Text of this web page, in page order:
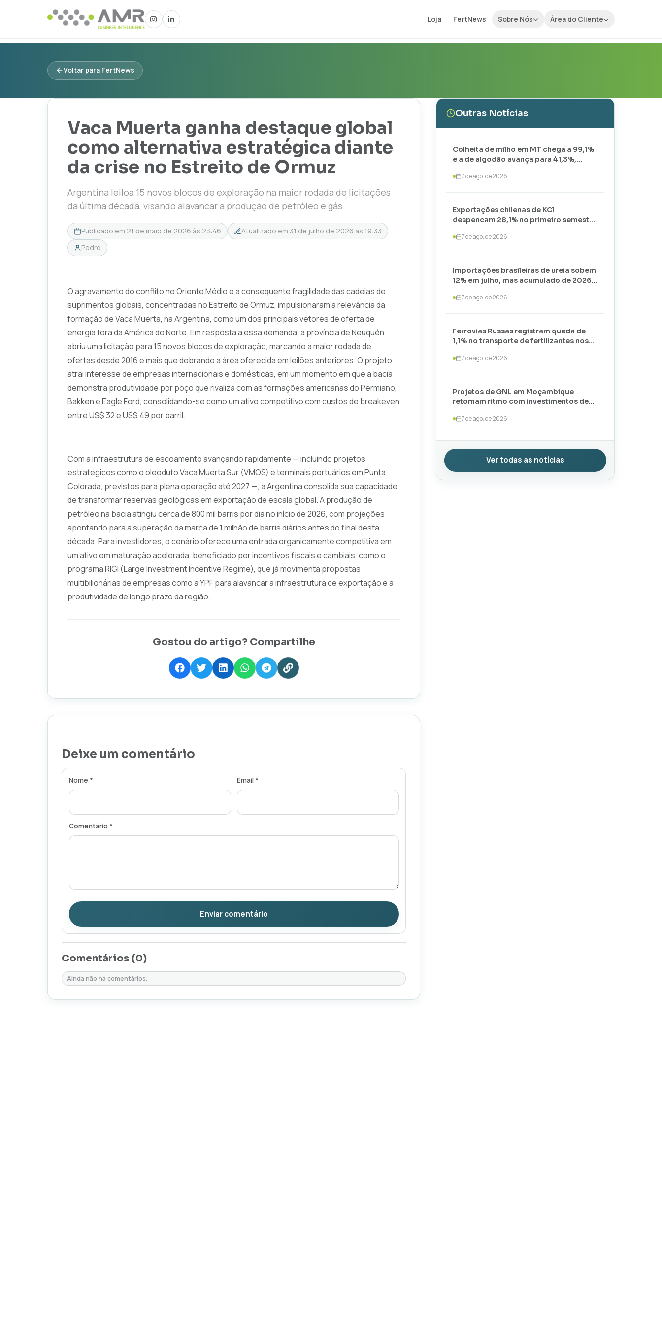
Loja FertNews Sobre Nós Área do Cliente
Voltar para FertNews
Vaca Muerta ganha destaque global
como alternativa estratégica diante
da crise no Estreito de Ormuz
Argentina leiloa 15 novos blocos de exploração na maior rodada de licitações
da última década, visando alavancar a produção de petróleo e gás
Publicado em 21 de maio de 2026 às 23:46 Atualizado em 31 de julho de 2026 às 19:33
Pedro
O agravamento do conflito no Oriente Médio e a consequente fragilidade das cadeias de
suprimentos globais, concentradas no Estreito de Ormuz, impulsionaram a relevância da
formação de Vaca Muerta, na Argentina, como um dos principais vetores de oferta de
energia fora da América do Norte. Em resposta a essa demanda, a província de Neuquén
abriu uma licitação para 15 novos blocos de exploração, marcando a maior rodada de
ofertas desde 2016 e mais que dobrando a área oferecida em leilões anteriores. O projeto
atrai interesse de empresas internacionais e domésticas, em um momento em que a bacia
demonstra produtividade por poço que rivaliza com as formações americanas do Permiano,
Bakken e Eagle Ford, consolidando-se como um ativo competitivo com custos de breakeven
entre US$ 32 e US$ 49 por barril.
Com a infraestrutura de escoamento avançando rapidamente — incluindo projetos
estratégicos como o oleoduto Vaca Muerta Sur (VMOS) e terminais portuários em Punta
Colorada, previstos para plena operação até 2027 —, a Argentina consolida sua capacidade
de transformar reservas geológicas em exportação de escala global. A produção de
petróleo na bacia atingiu cerca de 800 mil barris por dia no início de 2026, com projeções
apontando para a superação da marca de 1 milhão de barris diários antes do final desta
década. Para investidores, o cenário oferece uma entrada organicamente competitiva em
um ativo em maturação acelerada, beneficiado por incentivos fiscais e cambiais, como o
programa RIGI (Large Investment Incentive Regime), que já movimenta propostas
multibilionárias de empresas como a YPF para alavancar a infraestrutura de exportação e a
produtividade de longo prazo da região.
Gostou do artigo? Compartilhe
Deixe um comentário
Nome * Email *
Comentário *
Enviar comentário
Comentários (0)
Ainda não há comentários.
Outras Notícias
Colheita de milho em MT chega a 99,1%
e a de algodão avança para 41,3%,
7 de ago. de 2026
Exportações chilenas de KCl
despencam 28,1% no primeiro semestre
toneladas
7 de ago. de 2026
Importações brasileiras de ureia sobem
12% em julho, mas acumulado de 2026
7 de ago. de 2026
Ferrovias Russas registram queda de
1,1% no transporte de fertilizantes nos
7 de ago. de 2026
Projetos de GNL em Moçambique
retomam ritmo com investimentos de
TotalEnergies e ExxonMobil
7 de ago. de 2026
Ver todas as notícias